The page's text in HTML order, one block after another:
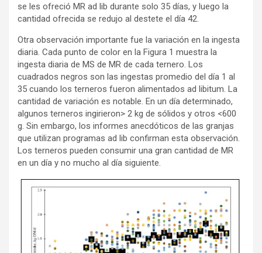
se les ofreció MR ad lib durante solo 35 días, y luego la
cantidad ofrecida se redujo al destete el día 42.
Otra observación importante fue la variación en la ingesta
diaria. Cada punto de color en la Figura 1 muestra la
ingesta diaria de MS de MR de cada ternero. Los
cuadrados negros son las ingestas promedio del día 1 al
35 cuando los terneros fueron alimentados ad libitum. La
cantidad de variación es notable. En un día determinado,
algunos terneros ingirieron> 2 kg de sólidos y otros <600
g. Sin embargo, los informes anecdóticos de las granjas
que utilizan programas ad lib confirman esta observación.
Los terneros pueden consumir una gran cantidad de MR
en un día y no mucho al día siguiente.